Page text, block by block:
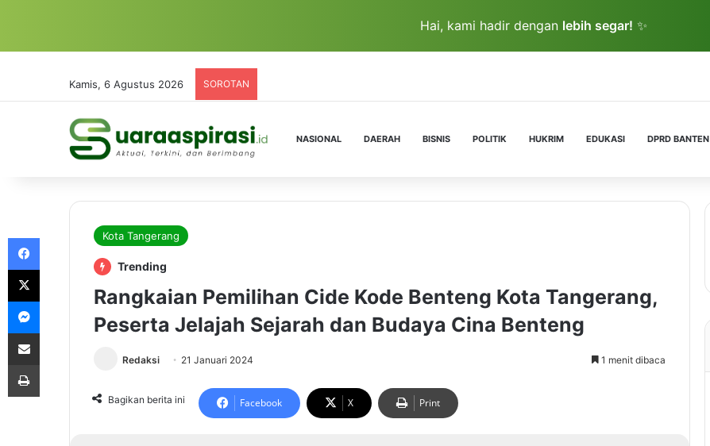
Hai, kami hadir dengan lebih segar! ✨
Kamis, 6 Agustus 2026 SOROTAN
NASIONAL DAERAH BISNIS POLITIK HUKRIM EDUKASI DPRD BANTEN
Kota Tangerang
Trending
Rangkaian Pemilihan Cide Kode Benteng Kota Tangerang,
Peserta Jelajah Sejarah dan Budaya Cina Benteng
Redaksi 21 Januari 2024 1 menit dibaca
Bagikan berita ini Facebook X Print
Messenger